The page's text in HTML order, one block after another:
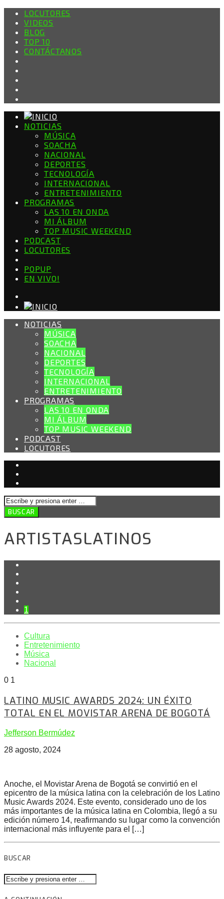
LOCUTORES
VIDEOS
BLOG
TOP 10
CONTÁCTANOS
NOTICIAS
MÚSICA
SOACHA
NACIONAL
DEPORTES
TECNOLOGÍA
INTERNACIONAL
ENTRETENIMIENTO
PROGRAMAS
LAS 10 EN ONDA
MI ÁLBUM
TOP MUSIC WEEKEND
PODCAST
LOCUTORES
POPUP
EN VIVO!
NOTICIAS
MÚSICA
SOACHA
NACIONAL
DEPORTES
TECNOLOGÍA
INTERNACIONAL
ENTRETENIMIENTO
PROGRAMAS
LAS 10 EN ONDA
MI ÁLBUM
TOP MUSIC WEEKEND
PODCAST
LOCUTORES
ARTISTASLATINOS
1
Cultura
Entretenimiento
Música
Nacional
0 1
LATINO MUSIC AWARDS 2024: UN ÉXITO
TOTAL EN EL MOVISTAR ARENA DE BOGOTÁ
Jefferson Bermúdez
28 agosto, 2024
Anoche, el Movistar Arena de Bogotá se convirtió en el
epicentro de la música latina con la celebración de los Latino
Music Awards 2024. Este evento, considerado uno de los
más importantes de la música latina en Colombia, llegó a su
edición número 14, reafirmando su lugar como la convención
internacional más influyente para el […]
BUSCAR